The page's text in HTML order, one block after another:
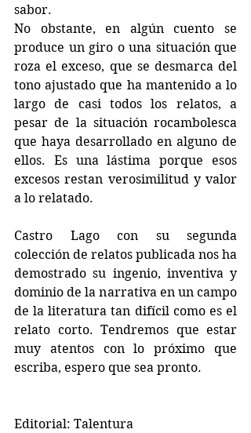
sabor.
No obstante, en algún cuento se
produce un giro o una situación que
roza el exceso, que se desmarca del
tono ajustado que ha mantenido a lo
largo de casi todos los relatos, a
pesar de la situación rocambolesca
que haya desarrollado en alguno de
ellos. Es una lástima porque esos
excesos restan verosimilitud y valor
a lo relatado.
Castro Lago con su segunda
colección de relatos publicada nos ha
demostrado su ingenio, inventiva y
dominio de la narrativa en un campo
de la literatura tan difícil como es el
relato corto. Tendremos que estar
muy atentos con lo próximo que
escriba, espero que sea pronto.
Editorial: Talentura